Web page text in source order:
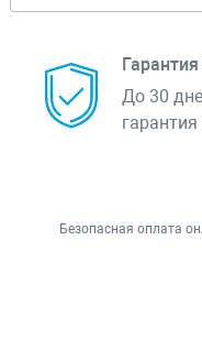
До 30
гарантия
Безопасная оплата